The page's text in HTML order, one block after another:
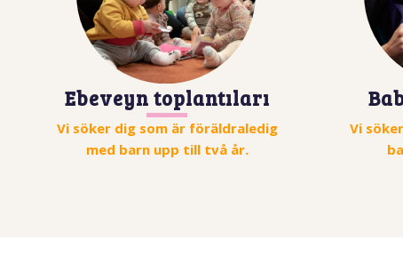
Ebeveyn toplantıları
Vi söker dig som är föräldraledig
med barn upp till två år.
Vi